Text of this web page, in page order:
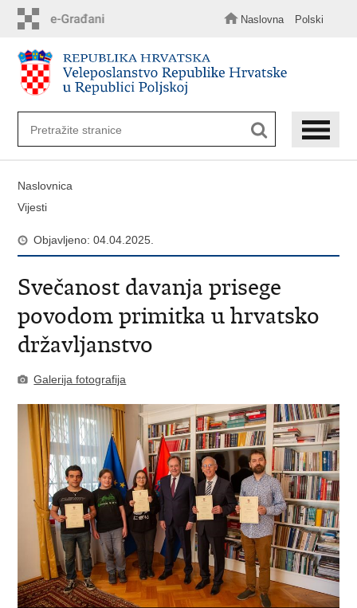
sadržaj
Naslovna Polski
Naslovnica
Vijesti
Objavljeno: 04.04.2025.
Svečanost davanja prisege
povodom primitka u hrvatsko
državljanstvo
Galerija fotografija